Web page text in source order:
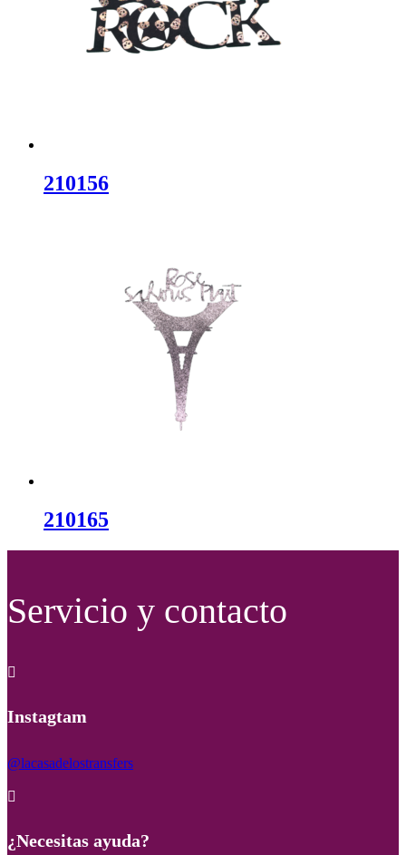
210156
210165
Servicio y contacto

Instagtam
@lacasadelostransfers

¿Necesitas ayuda?